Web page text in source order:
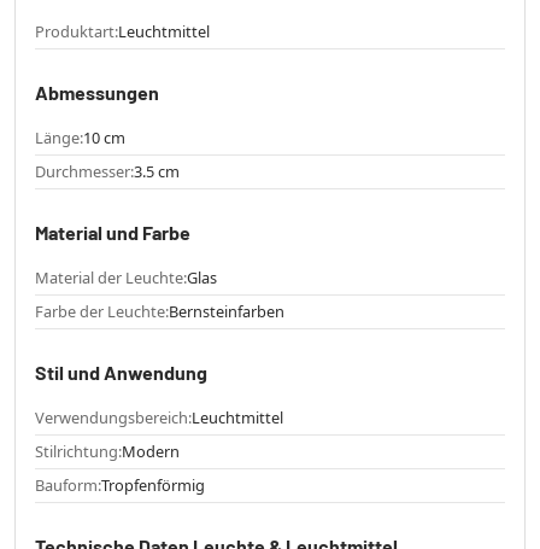
Produktart:Leuchtmittel
Abmessungen
Länge:10 cm
Durchmesser:3.5 cm
Material und Farbe
Material der Leuchte:Glas
Farbe der Leuchte:Bernsteinfarben
Stil und Anwendung
Verwendungsbereich:Leuchtmittel
Stilrichtung:Modern
Bauform:Tropfenförmig